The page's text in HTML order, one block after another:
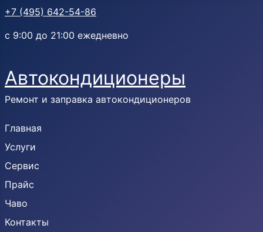
+7 (495) 642-54-86
с 9:00 до 21:00 ежедневно
Автокондиционеры
Ремонт и заправка автокондиционеров
Главная
Услуги
Сервис
Прайс
Чаво
Контакты